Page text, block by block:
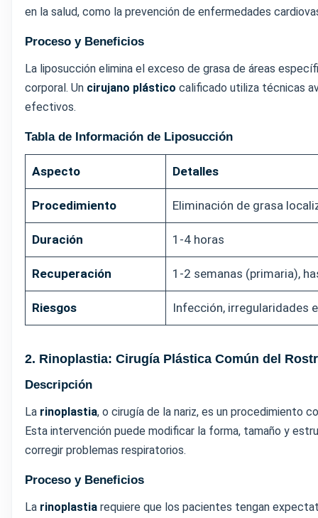
en la salud, como la prevención de enfermedades
Proceso y Beneficios
La liposucción elimina el exceso de grasa de áreas
corporal. Un cirujano plástico calificado utiliza técnicas
efectivos.
Tabla de Información de Liposucción
Aspecto Detalles
Procedimiento Eliminación de grasa
Duración 1-4 horas
Recuperación 1-2 semanas (primaria),
Riesgos Infección, irregularidades
2. Rinoplastia: Cirugía Plástica Común del
Descripción
La rinoplastia, o cirugía de la nariz, es un procedimiento
Esta intervención puede modificar la forma, tamaño y
corregir problemas respiratorios.
Proceso y Beneficios
La rinoplastia requiere que los pacientes tengan